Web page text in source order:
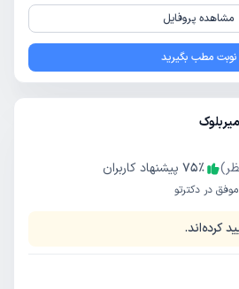
مشاهده پروفایل
نوبت مطب بگیرید
75٪
پیشنهاد کاربران
در دکترتو
کرده‌اند.